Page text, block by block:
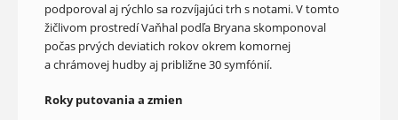
podporoval aj rýchlo sa rozvíjajúci trh s notami. V tomto
žičlivom prostredí Vaňhal podľa Bryana skomponoval
počas prvých deviatich rokov okrem komornej
a chrámovej hudby aj približne 30 symfónií.
Roky putovania a zmien